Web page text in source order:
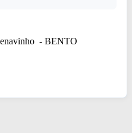
- BENTO